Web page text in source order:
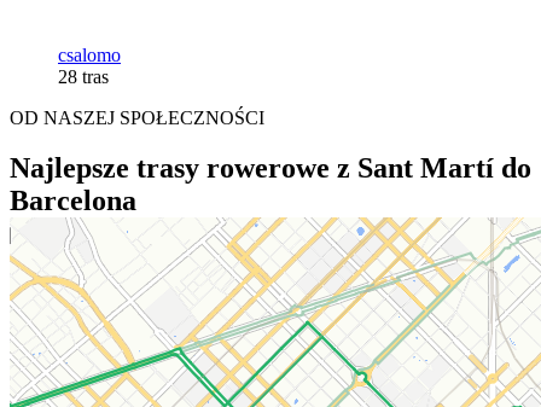
csalomo
28 tras
OD NASZEJ SPOŁECZNOŚCI
Najlepsze trasy rowerowe z Sant Martí do
Barcelona